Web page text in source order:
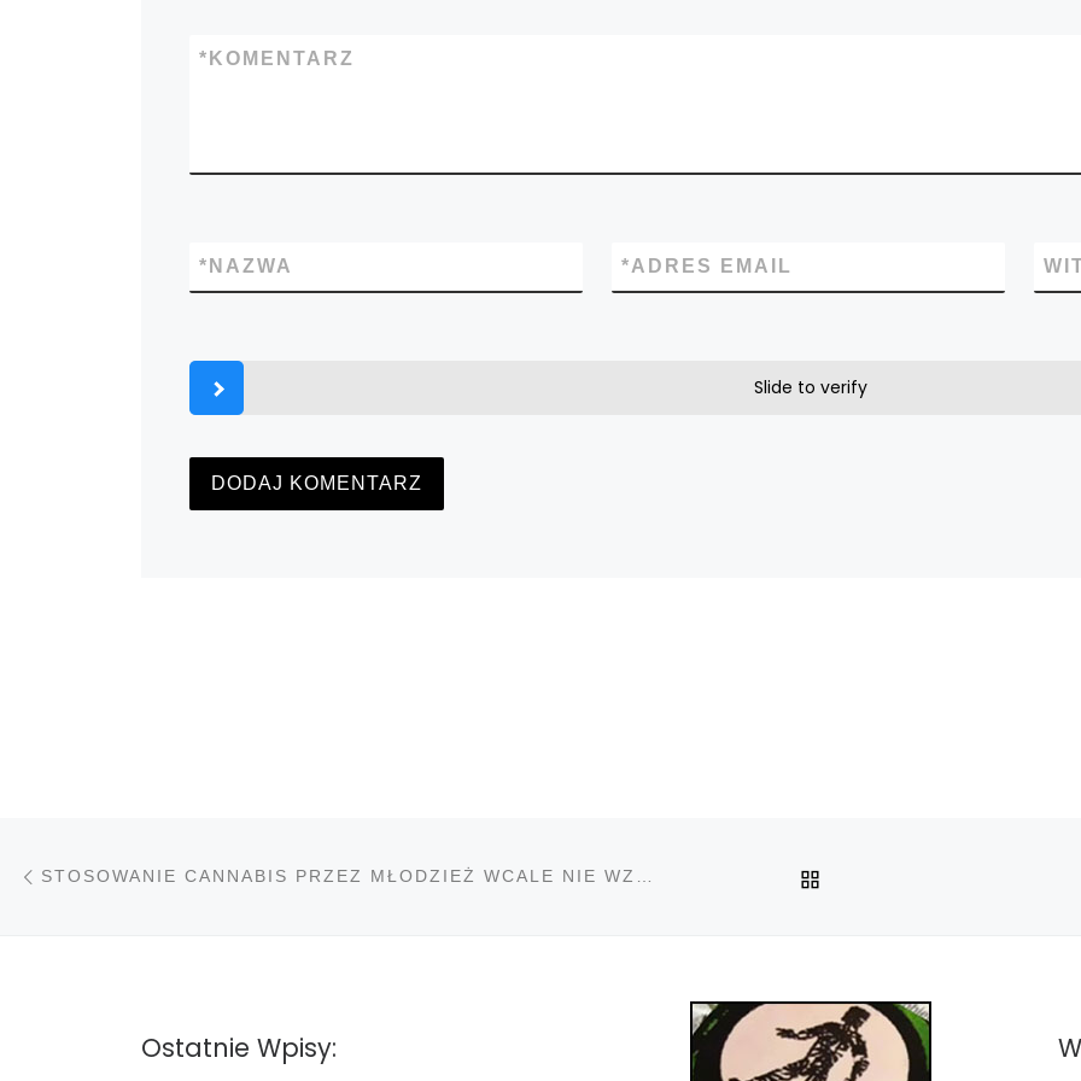
KOMENTARZ
*
NAZWA
* ADRES EMAIL
*
Slide to verify
Nawigacja wpisu STOSOWANIE CANNABIS PRZEZ MŁODZIEŻ WCALE NIE WZROSŁO
Ostatnie Wpisy: